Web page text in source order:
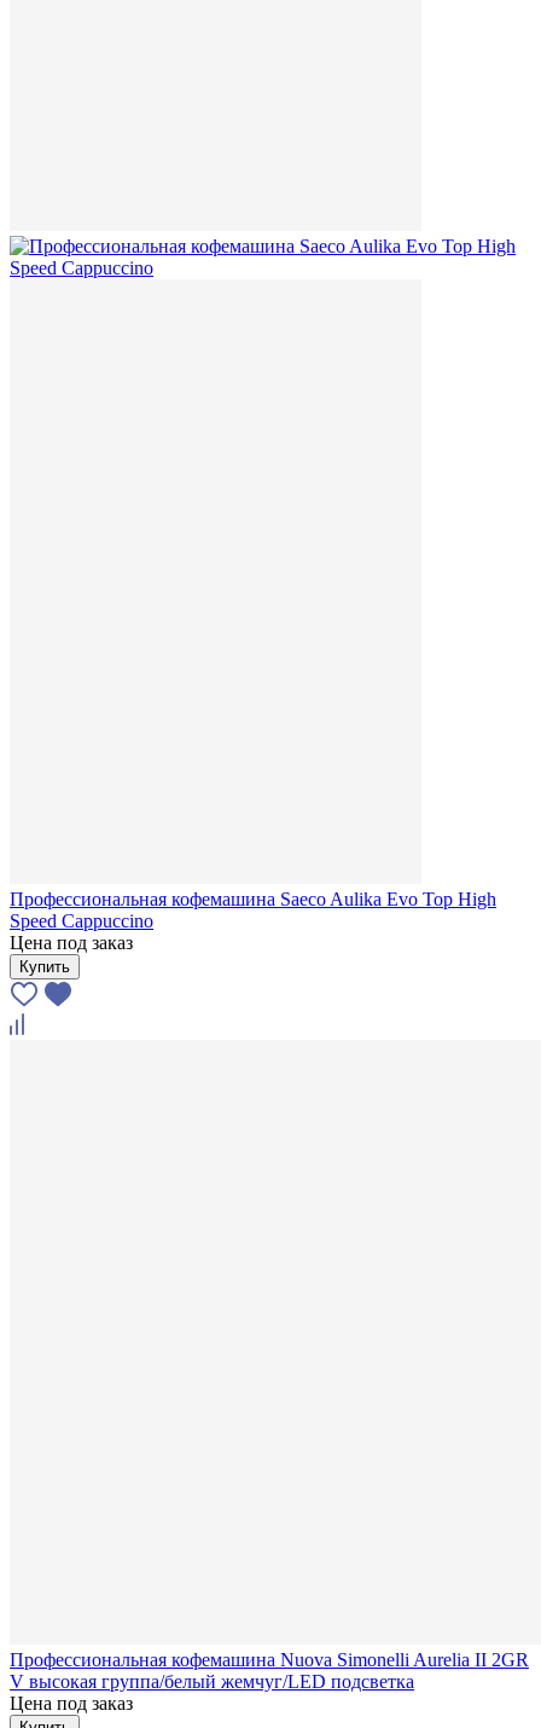
Профессиональная кофемашина Saeco Aulika Evo Top High
Speed Cappuccino
Цена под заказ
Купить
Профессиональная кофемашина Nuova Simonelli Aurelia II 2GR
V высокая группа/белый жемчуг/LED подсветка
Цена под заказ